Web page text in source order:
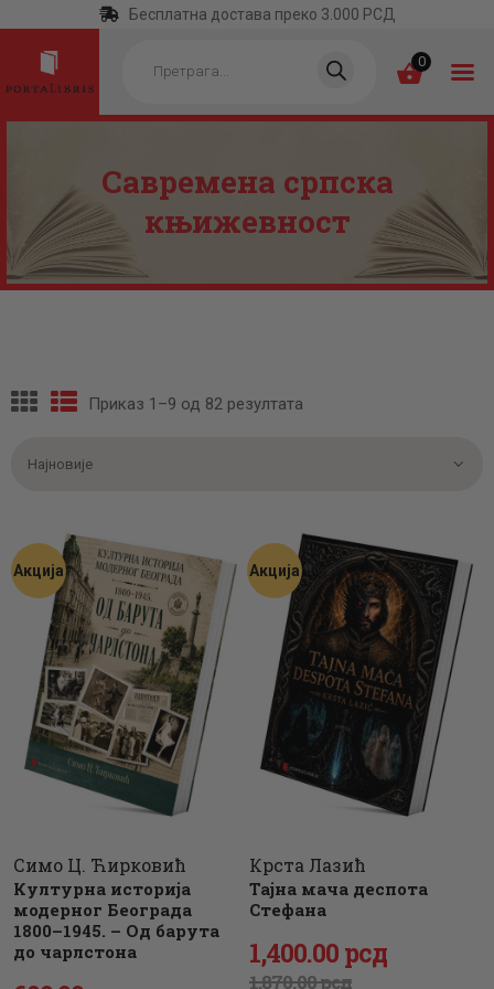
Бесплатна достава преко 3.000 РСД
search 0
Савремена српска
књижевност
ПОЧЕТНА
КАТЕГОРИЈЕ
НАЈПРОДАВАНИЈЕ
АУТОРИ
ПИСМО
Приказ 1–9 од 82 резултата
Акција
Симо Ц. Ћирковић
Културна историја
модерног Београда
1800–1945. – Oд барута
до чарлстона
Акција
Крста Лазић
Тајна мача деспота
Стефана
1,870.00рсд
Оригинална
1,400.00 рсд
Тренутна